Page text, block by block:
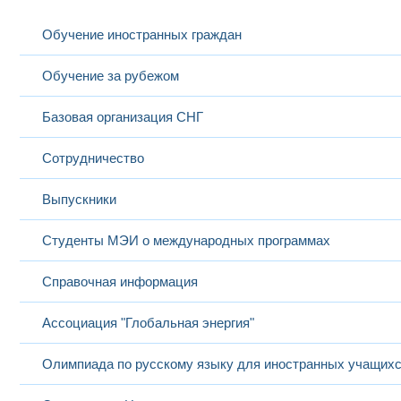
Обучение иностранных граждан
Обучение за рубежом
Базовая организация СНГ
Сотрудничество
Выпускники
Студенты МЭИ о международных программах
Справочная информация
Ассоциация "Глобальная энергия"
Олимпиада по русскому языку для иностранных